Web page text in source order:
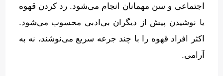
اجتماعی و سن مهمانان انجام می‌شود.رد کردن قهوه
یا نوشیدن پیش از دیگران بی‌ادبی محسوب می‌شود.
اکثر افراد قهوه را با چند جرعه سریع می‌نوشند، نه به
آرامی.